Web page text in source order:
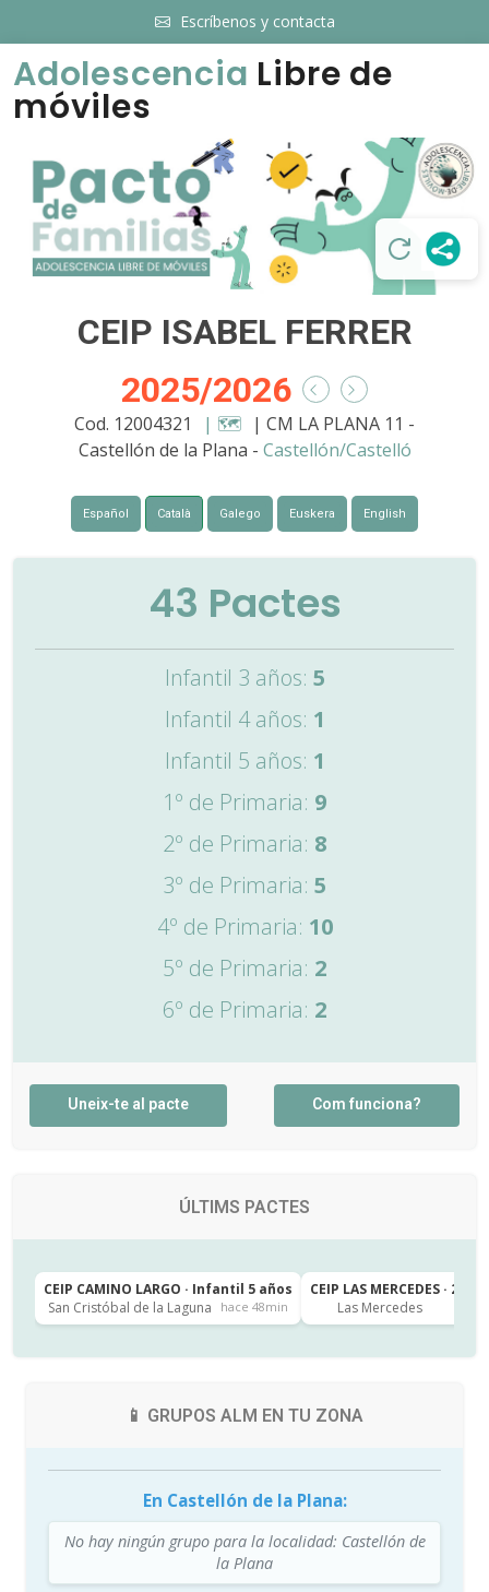
Escríbenos y contacta
Adolescencia Libre de
móviles
CEIP ISABEL FERRER
2025/2026
Cod. 12004321 | 🗺️ | CM LA PLANA 11 -
Castellón de la Plana - Castellón/Castelló
Español Català Galego Euskera English
43 Pactes
Infantil 3 años: 5
Infantil 4 años: 1
Infantil 5 años: 1
1º de Primaria: 9
2º de Primaria: 8
3º de Primaria: 5
4º de Primaria: 10
5º de Primaria: 2
6º de Primaria: 2
Uneix-te al pacte Com funciona?
ÚLTIMS PACTES
CEIP CAMINO LARGO · Infantil 5 años
San Cristóbal de la Laguna
hace 48min
CEIP LAS MERCEDES · 2º
Las Mercedes
📱 GRUPOS ALM EN TU ZONA
En Castellón de la Plana:
No hay ningún grupo para la localidad: Castellón de
la Plana